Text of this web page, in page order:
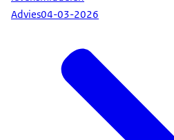
Advies04-03-2026